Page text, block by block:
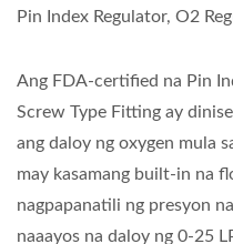
Pin Index Regulator, O2
Ang FDA-certified na Pin
Screw Type Fitting ay
ang daloy ng oxygen mula
may kasamang built-in na
nagpapanatili ng presyon
naaayos na daloy ng 0-25